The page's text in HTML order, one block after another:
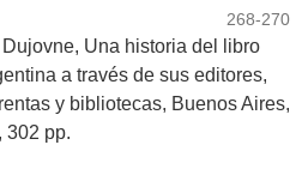
268-270
Una historia del libro
a través de sus editores,
y bibliotecas, Buenos Aires,
302 pp.